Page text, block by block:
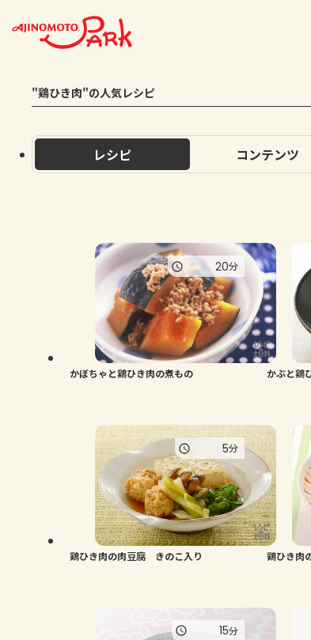
"鶏ひき肉"の人気レシピ
レシピ コンテンツ
かぼちゃと鶏ひき肉の煮もの
20分
かぶと鶏
鶏ひき肉の肉豆腐 きのこ入り
5分
鶏ひき肉
15分